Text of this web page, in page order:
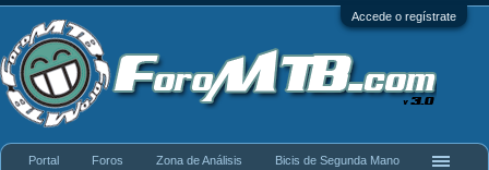
Accede o regístrate
Portal Foros Zona de Análisis Bicis de Segunda Mano